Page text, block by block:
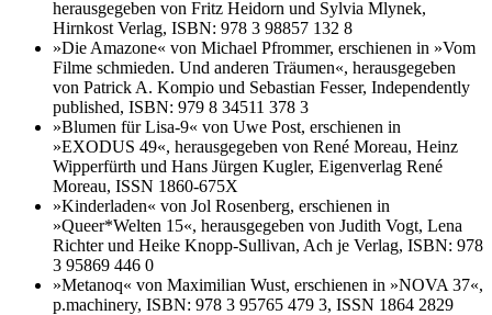
herausgegeben von Fritz Heidorn und Sylvia Mlynek,
Hirnkost Verlag, ISBN: 978 3 98857 132 8
»Die Amazone« von Michael Pfrommer, erschienen in »Vom
Filme schmieden. Und anderen Träumen«, herausgegeben
von Patrick A. Kompio und Sebastian Fesser, Independently
published, ISBN: 979 8 34511 378 3
»Blumen für Lisa-9« von Uwe Post, erschienen in
»EXODUS 49«, herausgegeben von René Moreau, Heinz
Wipperfürth und Hans Jürgen Kugler, Eigenverlag René
Moreau, ISSN 1860-675X
»Kinderladen« von Jol Rosenberg, erschienen in
»Queer*Welten 15«, herausgegeben von Judith Vogt, Lena
Richter und Heike Knopp-Sullivan, Ach je Verlag, ISBN: 978
3 95869 446 0
»Metanoq« von Maximilian Wust, erschienen in »NOVA 37«,
p.machinery, ISBN: 978 3 95765 479 3, ISSN 1864 2829